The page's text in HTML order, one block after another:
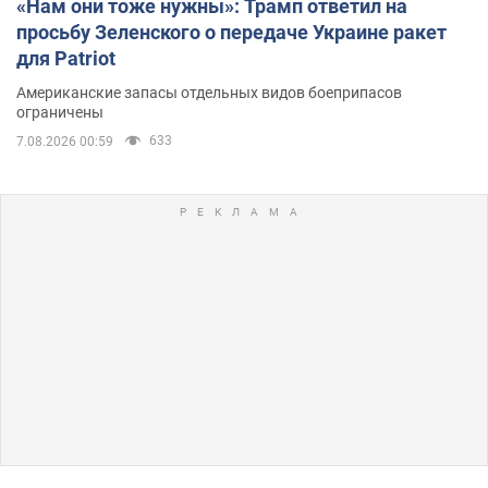
«Нам они тоже нужны»: Трамп ответил на
просьбу Зеленского о передаче Украине ракет
для Patriot
Американские запасы отдельных видов боеприпасов
ограничены
7.08.2026 00:59 633